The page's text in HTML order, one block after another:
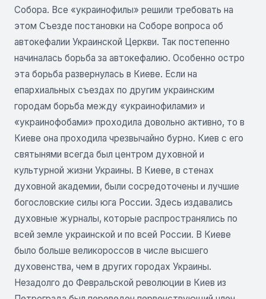
Собора. Все «украинофилы» решили требовать на
этом Съезде постановки на Соборе вопроса об
автокефалии Украинской Церкви. Так постепенно
начиналась борьба за автокефалию. Особенно остро
эта борьба развернулась в Киеве. Если на
епархиальных съездах по другим украинским
городам борьба между «украинофилами» и
«украинофобами» проходила довольно активно, то в
Киеве она проходила чрезвычайно бурно. Киев с его
святынями всегда был центром духовной и
культурной жизни Украины. В Киеве, в стенах
духовной академии, были сосредоточены и лучшие
богословские силы юга России. Здесь издавались
духовные журналы, которые распространялись по
всей земле украинской и по всей России. В Киеве
было больше великороссов в числе высшего
духовенства, чем в других городах Украины.
Незадолго до Февральской революции в Киев из